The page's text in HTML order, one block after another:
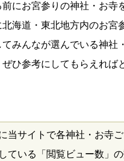
にお宮参りの神社・お寺
海道・東北地方内のお宮
みんなが選んでいる神社
ひ参考にしてもらえれば
当サイトで各神社・お寺
ている「閲覧ビュー数」